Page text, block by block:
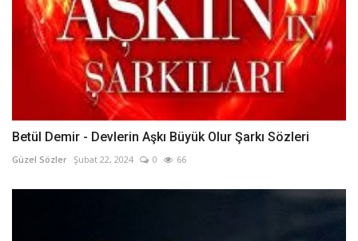
Betül Demir - Devlerin Aşkı Büyük Olur Şarkı Sözleri
Güzel Sözler Şubat 22, 2024 0 66